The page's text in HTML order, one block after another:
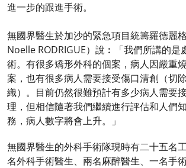
進一步的跟進手術。
無國界醫生於加沙的緊急項目統籌羅德麗
Noelle RODRIGUE）說︰「我們所講的是
術。有很多矯形外科的個案，病人因嚴重
案，也有很多病人需要接受傷口清創（切
織）。目前仍然很難預計有多少病人需要
理，但相信隨著我們繼續進行評估和人們
務，病人數字將會上升。」
無國界醫生的外科手術隊現時有二十五名
名外科手術醫生、兩名麻醉醫生、一名手